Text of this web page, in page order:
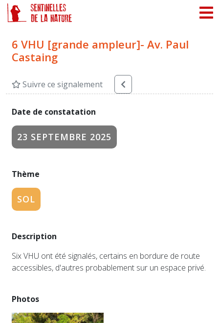
6 VHU [grande ampleur]- Av. Paul
Castaing
Suivre ce signalement
Date de constatation
23 SEPTEMBRE 2025
Thème
SOL
Description
Six VHU ont été signalés, certains en bordure de route
accessibles, d'autres probablement sur un espace privé.
Photos
Panneau de gestion des cookies